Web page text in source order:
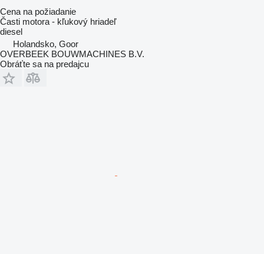
Cena na požiadanie
Časti motora - kľukový hriadeľ
diesel
Holandsko, Goor
OVERBEEK BOUWMACHINES B.V.
Obráťte sa na predajcu